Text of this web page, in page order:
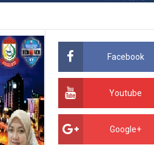
Facebook
Youtube
Google+